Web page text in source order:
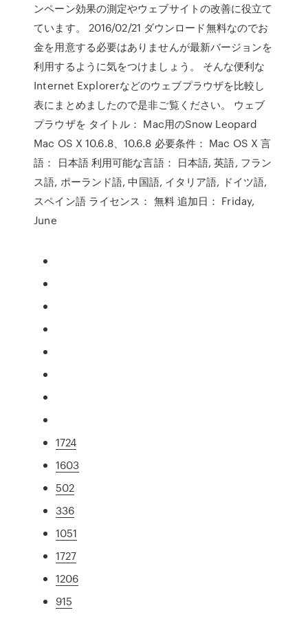
ンペーン効果の測定やウェブサイトの改善に役立て
ています。 2016/02/21 ダウンロード無料なのでお
金を用意する必要はありませんが最新バージョンを
利用するように気をつけましょう。 そんな便利な
Internet Explorerなどのウェブプラウザを比較し
表にまとめましたので是非ご覧ください。 ウェブ
プラウザを タイトル： Mac用のSnow Leopard
Mac OS X 10.6.8、10.6.8 必要条件： Mac OS X 言
語： 日本語 利用可能な言語： 日本語, 英語, フラン
ス語, ポーランド語, 中国語, イタリア語, ドイツ語,
スペイン語 ライセンス： 無料 追加日： Friday,
June
1724
1603
502
336
1051
1727
1206
915